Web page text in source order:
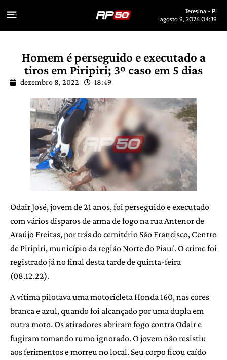
Teresina - PI
agosto 9, 2026 04:39
Homem é perseguido e executado a
tiros em Piripiri; 3º caso em 5 dias
dezembro 8, 2022 18:49
Odair José, jovem de 21 anos, foi perseguido e executado
com vários disparos de arma de fogo na rua Antenor de
Araújo Freitas, por trás do cemitério São Francisco, Centro
de Piripiri, município da região Norte do Piauí. O crime foi
registrado já no final desta tarde de quinta-feira
(08.12.22).
A vítima pilotava uma motocicleta Honda 160, nas cores
branca e azul, quando foi alcançado por uma dupla em
outra moto. Os atiradores abriram fogo contra Odair e
fugiram tomando rumo ignorado. O jovem não resistiu
aos ferimentos e morreu no local. Seu corpo ficou caído